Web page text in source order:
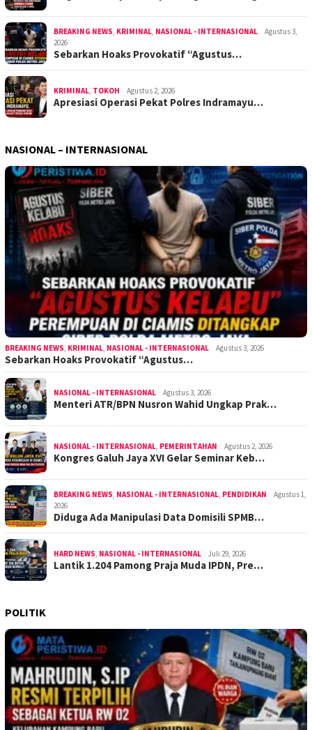
BREAKING NEWS, KRIMINAL, NASIONAL - INTERNASIONAL
Agustus 3,
2026
Sebarkan Hoaks Provokatif “Agustus…
KRIMINAL, TOKOH Agustus 2, 2026
Apresiasi Operasi Pekat Polres Indramayu…
NASIONAL – INTERNASIONAL
BREAKING NEWS, KRIMINAL, NASIONAL - INTERNASIONAL Agustus 3, 2026
Sebarkan Hoaks Provokatif “Agustus…
NASIONAL - INTERNASIONAL Agustus 3, 2026
Menteri ATR/BPN Nusron Wahid Ungkap Prak…
NASIONAL - INTERNASIONAL, PEMERINTAHAN Agustus 2, 2026
Kongres Galuh Jaya XVI Gelar Seminar Keb…
BREAKING NEWS, NASIONAL - INTERNASIONAL, PENDIDIKAN
Agustus 1,
2026
Diduga Ada Manipulasi Data Domisili SPMB…
HARD NEWS, NASIONAL - INTERNASIONAL Juli 29, 2026
Lantik 1.204 Pamong Praja Muda IPDN, Pre…
POLITIK